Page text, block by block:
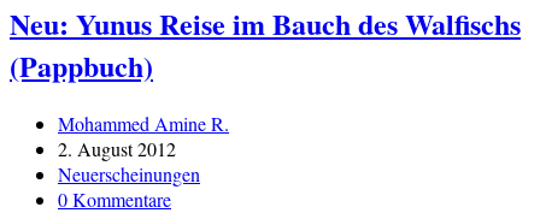
Buharyy
–
Ausgabe
Neu: Yunus Reise im Bauch des Walfischs
(Pappbuch)
Beitrags-
Autor:
Mohammed Amine R.
Beitrag
veröffentlicht:
2. August 2012
Beitrags-
Kategorie:
Neuerscheinungen
Beitrags-
0 Kommentare